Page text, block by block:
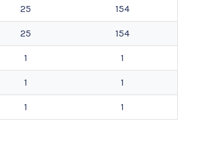
25 154
25 154
1 1
1 1
1 1